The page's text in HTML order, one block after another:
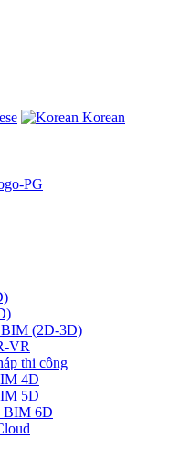
Korean
BIM (2D-3D)
VR
thi công
4D
5D
BIM 6D